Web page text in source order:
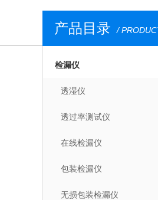
产品目录 /
检漏仪
透湿仪
透过率测试仪
在线检漏仪
包装检漏仪
无损包装检漏仪